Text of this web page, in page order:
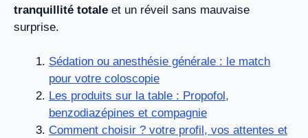
tranquillité totale et un réveil sans mauvaise
surprise.
Sédation ou anesthésie générale : le match
pour votre coloscopie
Les produits sur la table : Propofol,
benzodiazépines et compagnie
Comment choisir ? votre profil, vos attentes et